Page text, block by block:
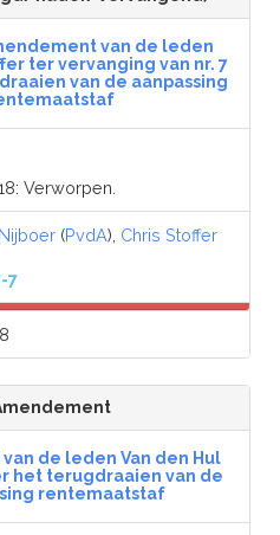
van de leden
ter vervanging van nr. 7
van de aanpassing
Verworpen.
(PvdA), Chris Stoffer
7
de leden Van den Hul
het terugdraaien van de
rentemaatstaf